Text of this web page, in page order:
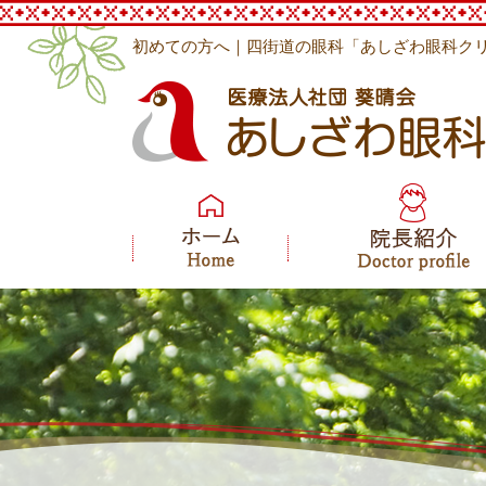
初めての方へ｜四街道の眼科「あしざわ眼科ク